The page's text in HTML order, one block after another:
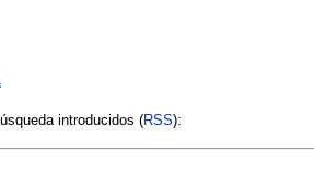
introducidos (RSS):